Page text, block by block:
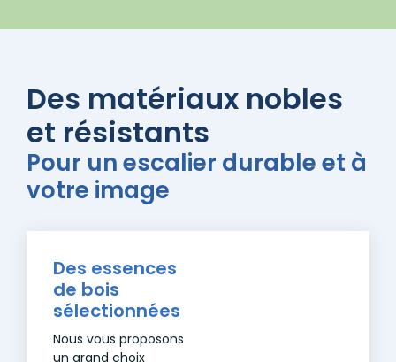
Des matériaux nobles
et résistants
Pour un escalier durable et à
votre image
Des essences
de bois
sélectionnées
Nous vous proposons
un grand choix